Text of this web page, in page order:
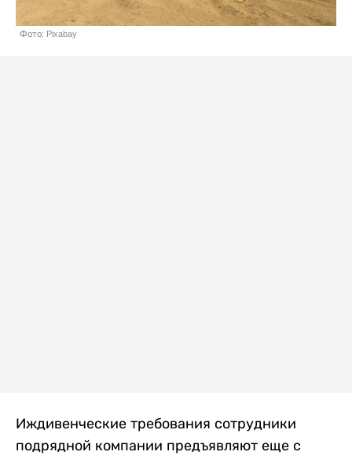
Фото: Pixabay
Иждивенческие требования сотрудники
подрядной компании предъявляют еще с